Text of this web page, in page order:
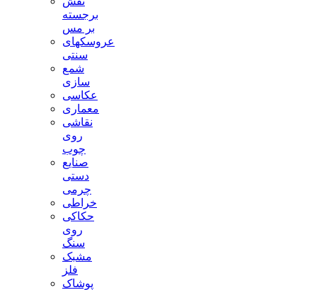
برجسته
بر مس
عروسکهای
سنتی
شمع
سازی
عکاسی
معماری
نقاشی
روی
چوب
صنایع
دستی
چرمی
خراطی
حکاکی
روی
سنگ
مشبک
فلز
پوشاک